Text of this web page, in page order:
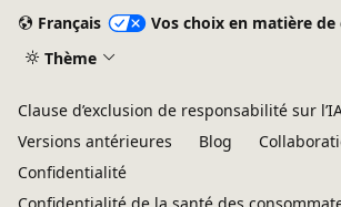
Français
Vos choix en matière
Thème
Clause d’exclusion de responsabilité sur
Versions antérieures
Blog
Confidentialité